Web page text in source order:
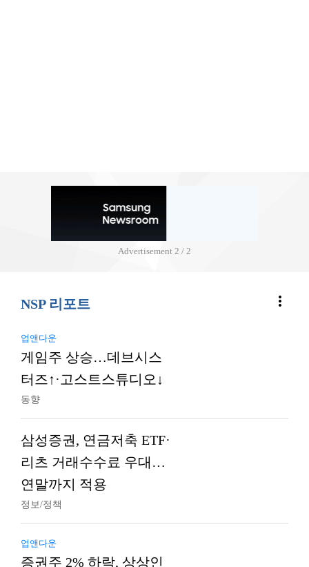
Advertisement 2 / 2
NSP 리포트 more_vert
업앤다운
게임주 상승…데브시스
터즈↑·고스트스튜디오↓
동향
삼성증권, 연금저축 ETF·
리츠 거래수수료 우대…
연말까지 적용
정보/정책
업앤다운
증권주 2% 하락, 상상인